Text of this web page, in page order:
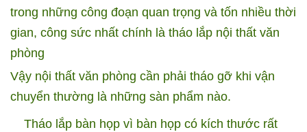
trong những công đoạn quan trọng và tốn nhiều thời
gian, công sức nhất chính là tháo lắp nội thất văn
phòng
Vậy nội thất văn phòng cần phải tháo gỡ khi vận
chuyển thường là những sàn phẩm nào.
Tháo lắp bàn họp vì bàn họp có kích thước rất